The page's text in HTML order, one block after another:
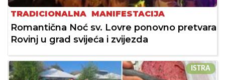
TRADICIONALNA MANIFESTACIJA
Romantična Noć sv. Lovre ponovno pretvara
Rovinj u grad svijeća i zvijezda
ISTRA